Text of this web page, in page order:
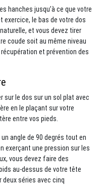
hanches jusqu’à ce que votre
exercice, le bas de votre dos
et vous devez tirer
coude soit au même niveau
récupération et prévention des
sur le dos sur un sol plat avec
en le plaçant sur votre
entre vos pieds.
angle de 90 degrés tout en
exerçant une pression sur les
vous devez faire des
au-dessus de votre tête
séries avec cinq